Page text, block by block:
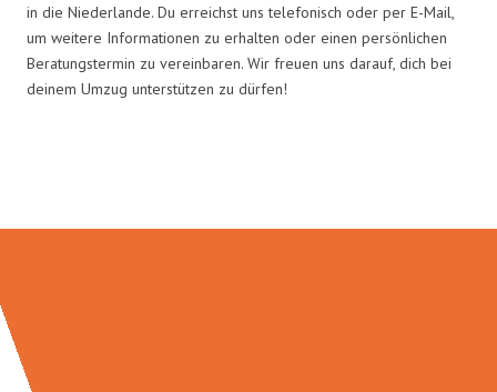
in die Niederlande. Du erreichst uns telefonisch oder per E-Mail,
um weitere Informationen zu erhalten oder einen persönlichen
Beratungstermin zu vereinbaren. Wir freuen uns darauf, dich bei
deinem Umzug unterstützen zu dürfen!